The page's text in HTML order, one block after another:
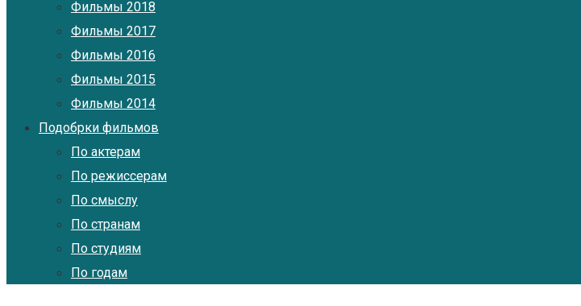
Фильмы 2018
Фильмы 2017
Фильмы 2016
Фильмы 2015
Фильмы 2014
Подобрки фильмов
По актерам
По режиссерам
По смыслу
По странам
По студиям
По годам